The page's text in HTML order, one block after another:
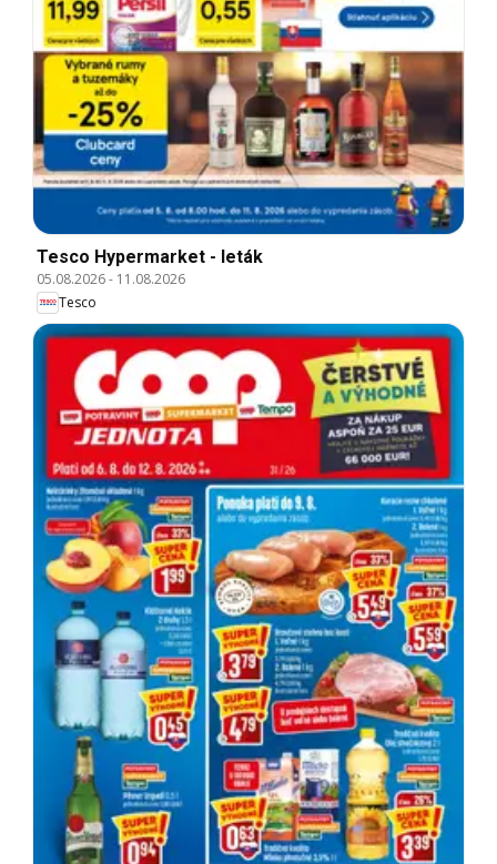
Tesco Hypermarket - leták
05.08.2026- 11.08.2026
Tesco